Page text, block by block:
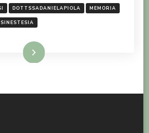
DOTTSSADANIELAPIOLA MEMORIA
SINESTESIA
TUTTO